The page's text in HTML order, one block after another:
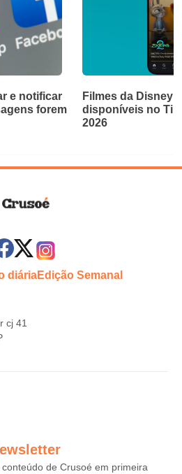
e notificar
forem
Filmes da Disney
disponíveis no
2026
diáriaEdição Semanal
cj 41
de Crusoé em primeira